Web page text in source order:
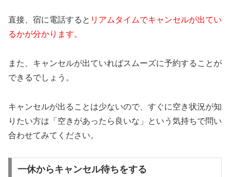
直接、宿に電話すると リアムタイムでキャンセルが出てい
るかが分かります。
また、キャンセルが出ていればスムーズに予約することが
できるでしょう。
キャンセルが出ることは少ないので、すぐに空き状況が知
りたい方は「空きがあったら良いな」という気持ちで問い
合わせてみてください。
一休からキャンセル待ちをする